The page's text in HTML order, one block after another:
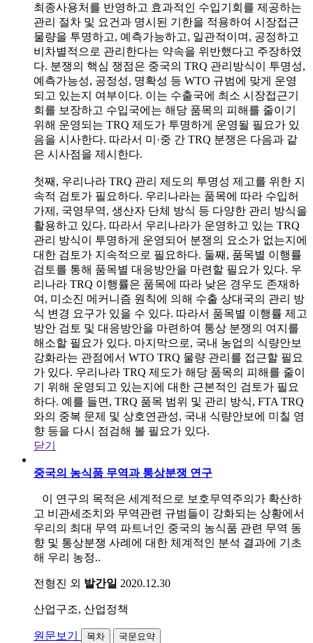
최종사용처를 반영하고 효과적인 수입기회를 제공하는
관리 절차 및 요건과 명시된 기한을 적용하여 시장접근
물량을 투명하고, 예측가능하고, 일관적이며, 공정하고
비차별적으로 관리한다는 약속을 위반했다고 주장하였
다. 분쟁의 핵심 쟁점은 중국의 TRQ 관리방식이 투명성,
예측가능성, 공정성, 명확성 등 WTO 규범에 맞게 운영
되고 있는지 여부이다. 이는 수출국에 최소 시장접근기
회를 보장하고 수입국에는 해당 품목의 피해를 줄이기
위해 운영되는 TRQ 제도가 투명하게 운영될 필요가 있
음을 시사한다. 따라서 미·중 간 TRQ 분쟁은 다음과 같
은 시사점을 제시한다.
첫째, 우리나라 TRQ 관리 제도의 투명성 제고를 위한 지
속적 검토가 필요하다. 우리나라는 품목에 따라 수입허
가제, 국영무역, 생산자 단체 방식 등 다양한 관리 방식을
활용하고 있다. 따라서 우리나라가 운영하고 있는 TRQ
관리 방식이 투명하게 운영되어 분쟁의 요소가 없는지에
대한 검토가 지속적으로 필요하다. 둘째, 품목별 이행률
검토를 통해 품목별 대응방안을 마련할 필요가 있다. 우
리나라 TRQ 이행률은 품목에 따라 낮은 경우도 존재하
여, 미소진 메커니즘 원칙에 의해 수출 상대국의 관리 방
식 변경 요구가 있을 수 있다. 따라서 품목별 이행률 제고
방안 검토 및 대응방안을 마련하여 통상 분쟁의 여지를
해소할 필요가 있다. 마지막으로, 국내 농업의 식량안보
강화라는 관점에서 WTO TRQ 물량 관리를 접근할 필요
가 있다. 우리나라 TRQ 제도가 해당 품목의 피해를 줄이
기 위해 운영되고 있는지에 대한 근본적인 검토가 필요
하다. 예를 들면, TRQ 품목 범위 및 관리 방식, FTA TRQ
와의 중복 문제 및 상호연관성, 국내 식량안보에 미칠 영
향 등을 다시 점검해 볼 필요가 있다.
닫기
중국의 농식품 무역과 통상분쟁 연구
이 연구의 목적은 세계적으로 보호무역주의가 확산하
고 비관세조치와 무역관련 규범들이 강화되는 상황에서
우리의 최대 무역 파트너인 중국의 농식품 관련 무역 동
향 및 통상분쟁 사례에 대한 체계적인 분석 결과에 기초
해 우리 농정..
전형진 외 발간일 2020.12.30
산업구조, 산업정책
원문보기 목차 국문요약